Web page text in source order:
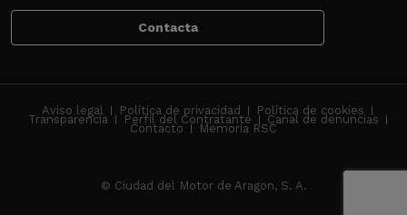
Contacta
Aviso legal Política de privacidad Política de cookies
Transparencia Perfil del Contratante Canal de denuncias
Contacto Memoria RSC
© Ciudad del Motor de Aragon, S. A.